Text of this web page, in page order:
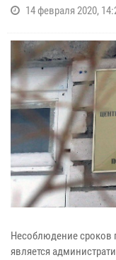
14 февраля 2020,
Несоблюдение сроков
является